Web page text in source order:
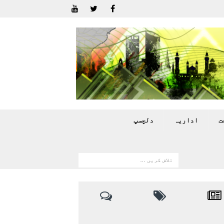
اداريہ دلچسپ